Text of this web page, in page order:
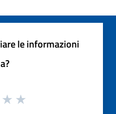
le informazioni